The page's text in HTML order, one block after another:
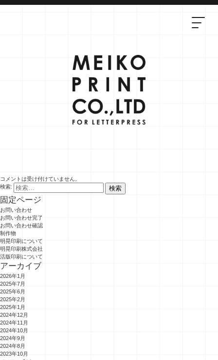
コメントは受け付けていません。
検索:
固定ページ
お問い合わせ
お問い合わせ完了
お問い合わせ確認
制作物
明晃印刷について
明晃印刷株式会社
活版印刷について
アーカイブ
2026年1月
2025年7月
2025年6月
2025年2月
2025年1月
2024年12月
2024年11月
2024年10月
2024年9月
2024年8月
2023年10月